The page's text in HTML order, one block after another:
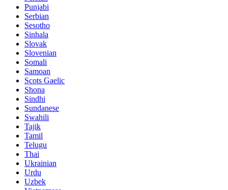
Punjabi
Serbian
Sesotho
Sinhala
Slovak
Slovenian
Somali
Samoan
Scots Gaelic
Shona
Sindhi
Sundanese
Swahili
Tajik
Tamil
Telugu
Thai
Ukrainian
Urdu
Uzbek